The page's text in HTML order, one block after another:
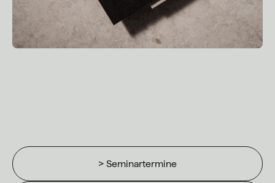
> Seminartermine